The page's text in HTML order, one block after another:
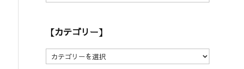
ア
イ
】
【カテゴリー】
【
カ